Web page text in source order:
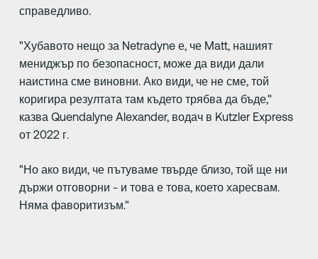
справедливо.
"Хубавото нещо за Netradyne е, че Matt, нашият
мениджър по безопасност, може да види дали
наистина сме виновни. Ако види, че не сме, той
коригира резултата там където трябва да бъде,"
казва Quendalyne Alexander, водач в Kutzler Express
от 2022 г.
"Но ако види, че пътуваме твърде близо, той ще ни
държи отговорни - и това е това, което харесвам.
Няма фаворитизъм."